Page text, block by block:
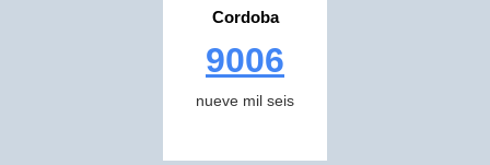
Cordoba
9006
nueve mil seis